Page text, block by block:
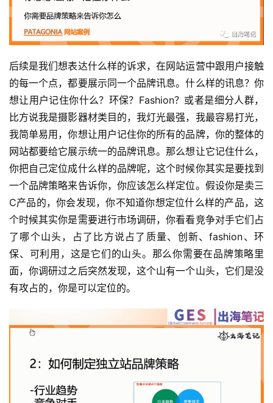
后续是我们想表达什么样的诉求，在网站运营中跟用户接触
的每一个点，都要展示同一个品牌讯息。什么样的讯息？你
想让用户记住你什么？环保？Fashion？或者是细分人群，
比方说我是摄影器材类目的，我灯光最强，我最容易打光，
我简单易用，你想让用户记住你的所有的品牌，你的整体的
网站都要给它展示统一的品牌讯息。那么想让它记住什么，
你把自己定位成什么样的品牌呢，这个时候你其实是要找到
一个品牌策略来告诉你，你应该怎么样定位。假设你是卖三
C产品的，你会发现，你不知道你想定位什么样的产品，这
个时候其实你是需要进行市场调研，你看看竞争对手它们占
了哪个山头，占了比方说占了质量、创新、fashion、环
保、可利用，这是它们的山头。那么你需要在品牌策略里
面，你调研过之后突然发现，这个山有一个山头，它们是没
有攻占的，你是可以定位的。